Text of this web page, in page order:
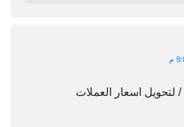
لتحويل اسعار العملات